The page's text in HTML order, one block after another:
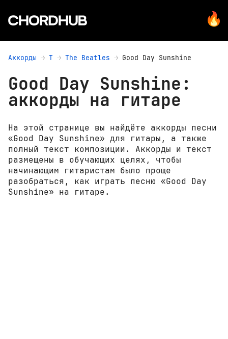
Аккорды T The Beatles Good Day Sunshine
Good Day Sunshine:
аккорды на гитаре
На этой странице вы найдёте аккорды песни
«Good Day Sunshine» для гитары, а также
полный текст композиции. Аккорды и текст
размещены в обучающих целях, чтобы
начинающим гитаристам было проще
разобраться, как играть песню «Good Day
Sunshine» на гитаре.